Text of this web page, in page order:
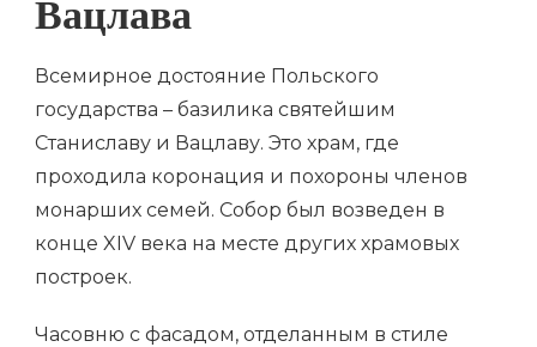
Вацлава
Всемирное достояние Польского
государства – базилика святейшим
Станиславу и Вацлаву. Это храм, где
проходила коронация и похороны членов
монарших семей. Собор был возведен в
конце XIV века на месте других храмовых
построек.
Часовню с фасадом, отделанным в стиле